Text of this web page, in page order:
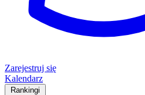
Zarejestruj się
Kalendarz
Rankingi